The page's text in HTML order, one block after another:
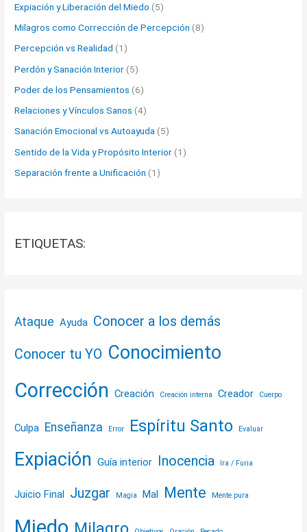
Expiación y Liberación del Miedo (5)
Milagros como Corrección de Percepción (8)
Percepción vs Realidad (1)
Perdón y Sanación Interior (5)
Poder de los Pensamientos (6)
Relaciones y Vínculos Sanos (4)
Sanación Emocional vs Autoayuda (5)
Sentido de la Vida y Propósito Interior (1)
Separación frente a Unificación (1)
ETIQUETAS:
Ataque Ayuda Conocer a los demás
Conocer tu YO Conocimiento
Corrección Creación Creación interna Creador Cuerpo
Culpa Enseñanza Error Espíritu Santo Evaluar
Expiación Guía interior Inocencia Ira / Furia
Juicio Final Juzgar Magia Mal Mente Mente pura